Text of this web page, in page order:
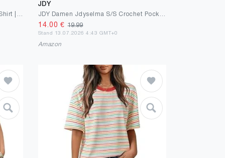
JDY
14.00 €19.99
Stand 13.07.2026 4:43 GMT+0
Amazon